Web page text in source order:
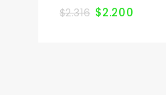
$2.316 $2.200